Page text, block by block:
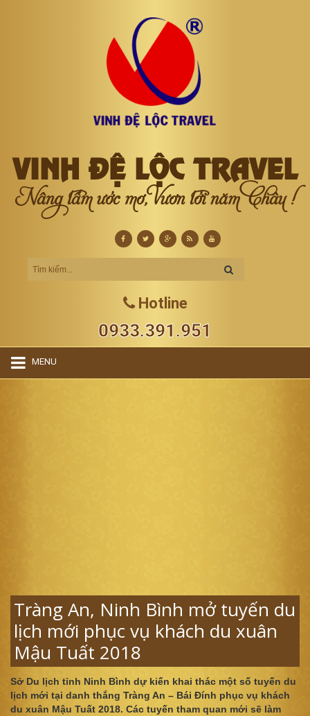
VINH ĐỆ LỘC TRAVEL
Nâng tầm ước mơ, Vươn tới năm Châu !
Hotline
0933.391.951
MENU
Tràng An, Ninh Bình mở tuyến du
lịch mới phục vụ khách du xuân
Mậu Tuất 2018
Sở Du lịch tỉnh Ninh Bình dự kiến khai thác một số tuyến du
lịch mới tại danh thắng Tràng An – Bái Đính phục vụ khách
du xuân Mậu Tuất 2018. Các tuyến tham quan mới sẽ làm